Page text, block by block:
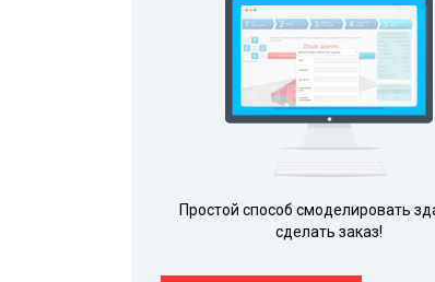
Простой способ смоделировать
сделать заказ!